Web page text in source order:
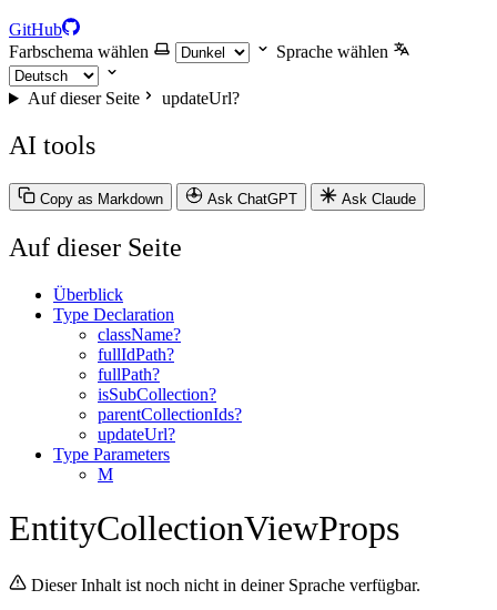
GitHub
Farbschema wählen
Sprache wählen
Auf dieser Seite updateUrl?
AI tools
Copy as Markdown Ask ChatGPT Ask Claude
Auf dieser Seite
Überblick
Type Declaration
className?
fullIdPath?
fullPath?
isSubCollection?
parentCollectionIds?
updateUrl?
Type Parameters
M
EntityCollectionViewProps
Dieser Inhalt ist noch nicht in deiner Sprache verfügbar.